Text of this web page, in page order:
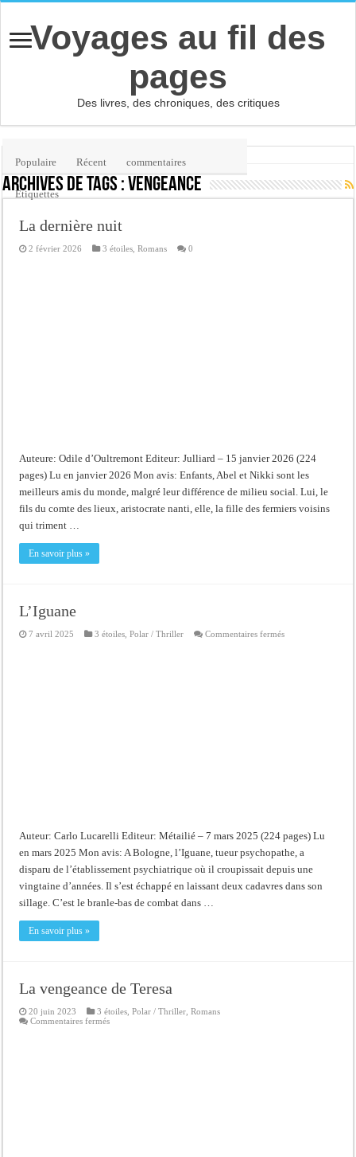
Voyages au fil des
pages
Des livres, des chroniques, des critiques
Archives de tags :vengeance
La dernière nuit
2 février 2026 3 étoiles ,Romans 0
Auteure: Odile d’Oultremont Editeur: Julliard – 15 janvier 2026 (224
pages) Lu en janvier 2026 Mon avis: Enfants, Abel et Nikki sont les
meilleurs amis du monde, malgré leur différence de milieu social. Lui, le
fils du comte des lieux, aristocrate nanti, elle, la fille des fermiers voisins
qui triment …
En savoir plus »
L’Iguane
7 avril 2025 3 étoiles ,Polar / Thriller Commentaires ferméssur
Auteur: Carlo Lucarelli Editeur: Métailié – 7 mars 2025 (224 pages) Lu
en mars 2025 Mon avis: A Bologne, l’Iguane, tueur psychopathe, a
disparu de l’établissement psychiatrique où il croupissait depuis une
vingtaine d’années. Il s’est échappé en laissant deux cadavres dans son
sillage. C’est le branle-bas de combat dans …
En savoir plus »
La vengeance de Teresa
20 juin 2023 3 étoiles ,Polar / Thriller ,Romans
Commentaires ferméssur
Populaire Récent commentaires
Etiquettes